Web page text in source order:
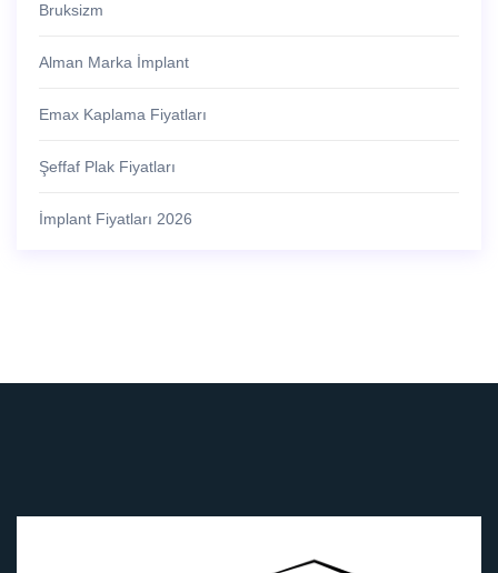
Bruksizm
Alman Marka İmplant
Emax Kaplama Fiyatları
Şeffaf Plak Fiyatları
İmplant Fiyatları 2026